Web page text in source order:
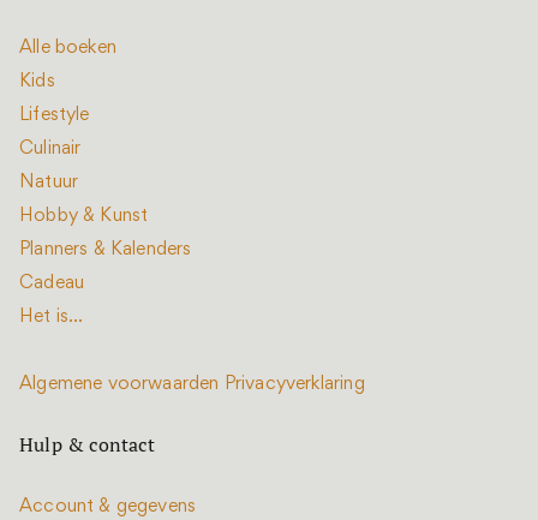
Alle boeken
Kids
Lifestyle
Culinair
Natuur
Hobby & Kunst
Planners & Kalenders
Cadeau
Het is...
Algemene voorwaarden Privacyverklaring
Hulp & contact
Account & gegevens